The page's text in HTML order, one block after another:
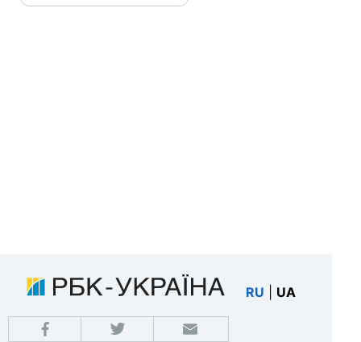
RU UA